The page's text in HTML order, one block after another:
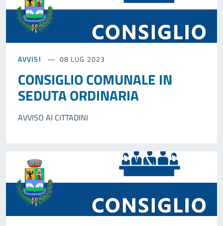
AVVISI 08 LUG 2023
CONSIGLIO COMUNALE IN
SEDUTA ORDINARIA
AVVISO AI CITTADINI